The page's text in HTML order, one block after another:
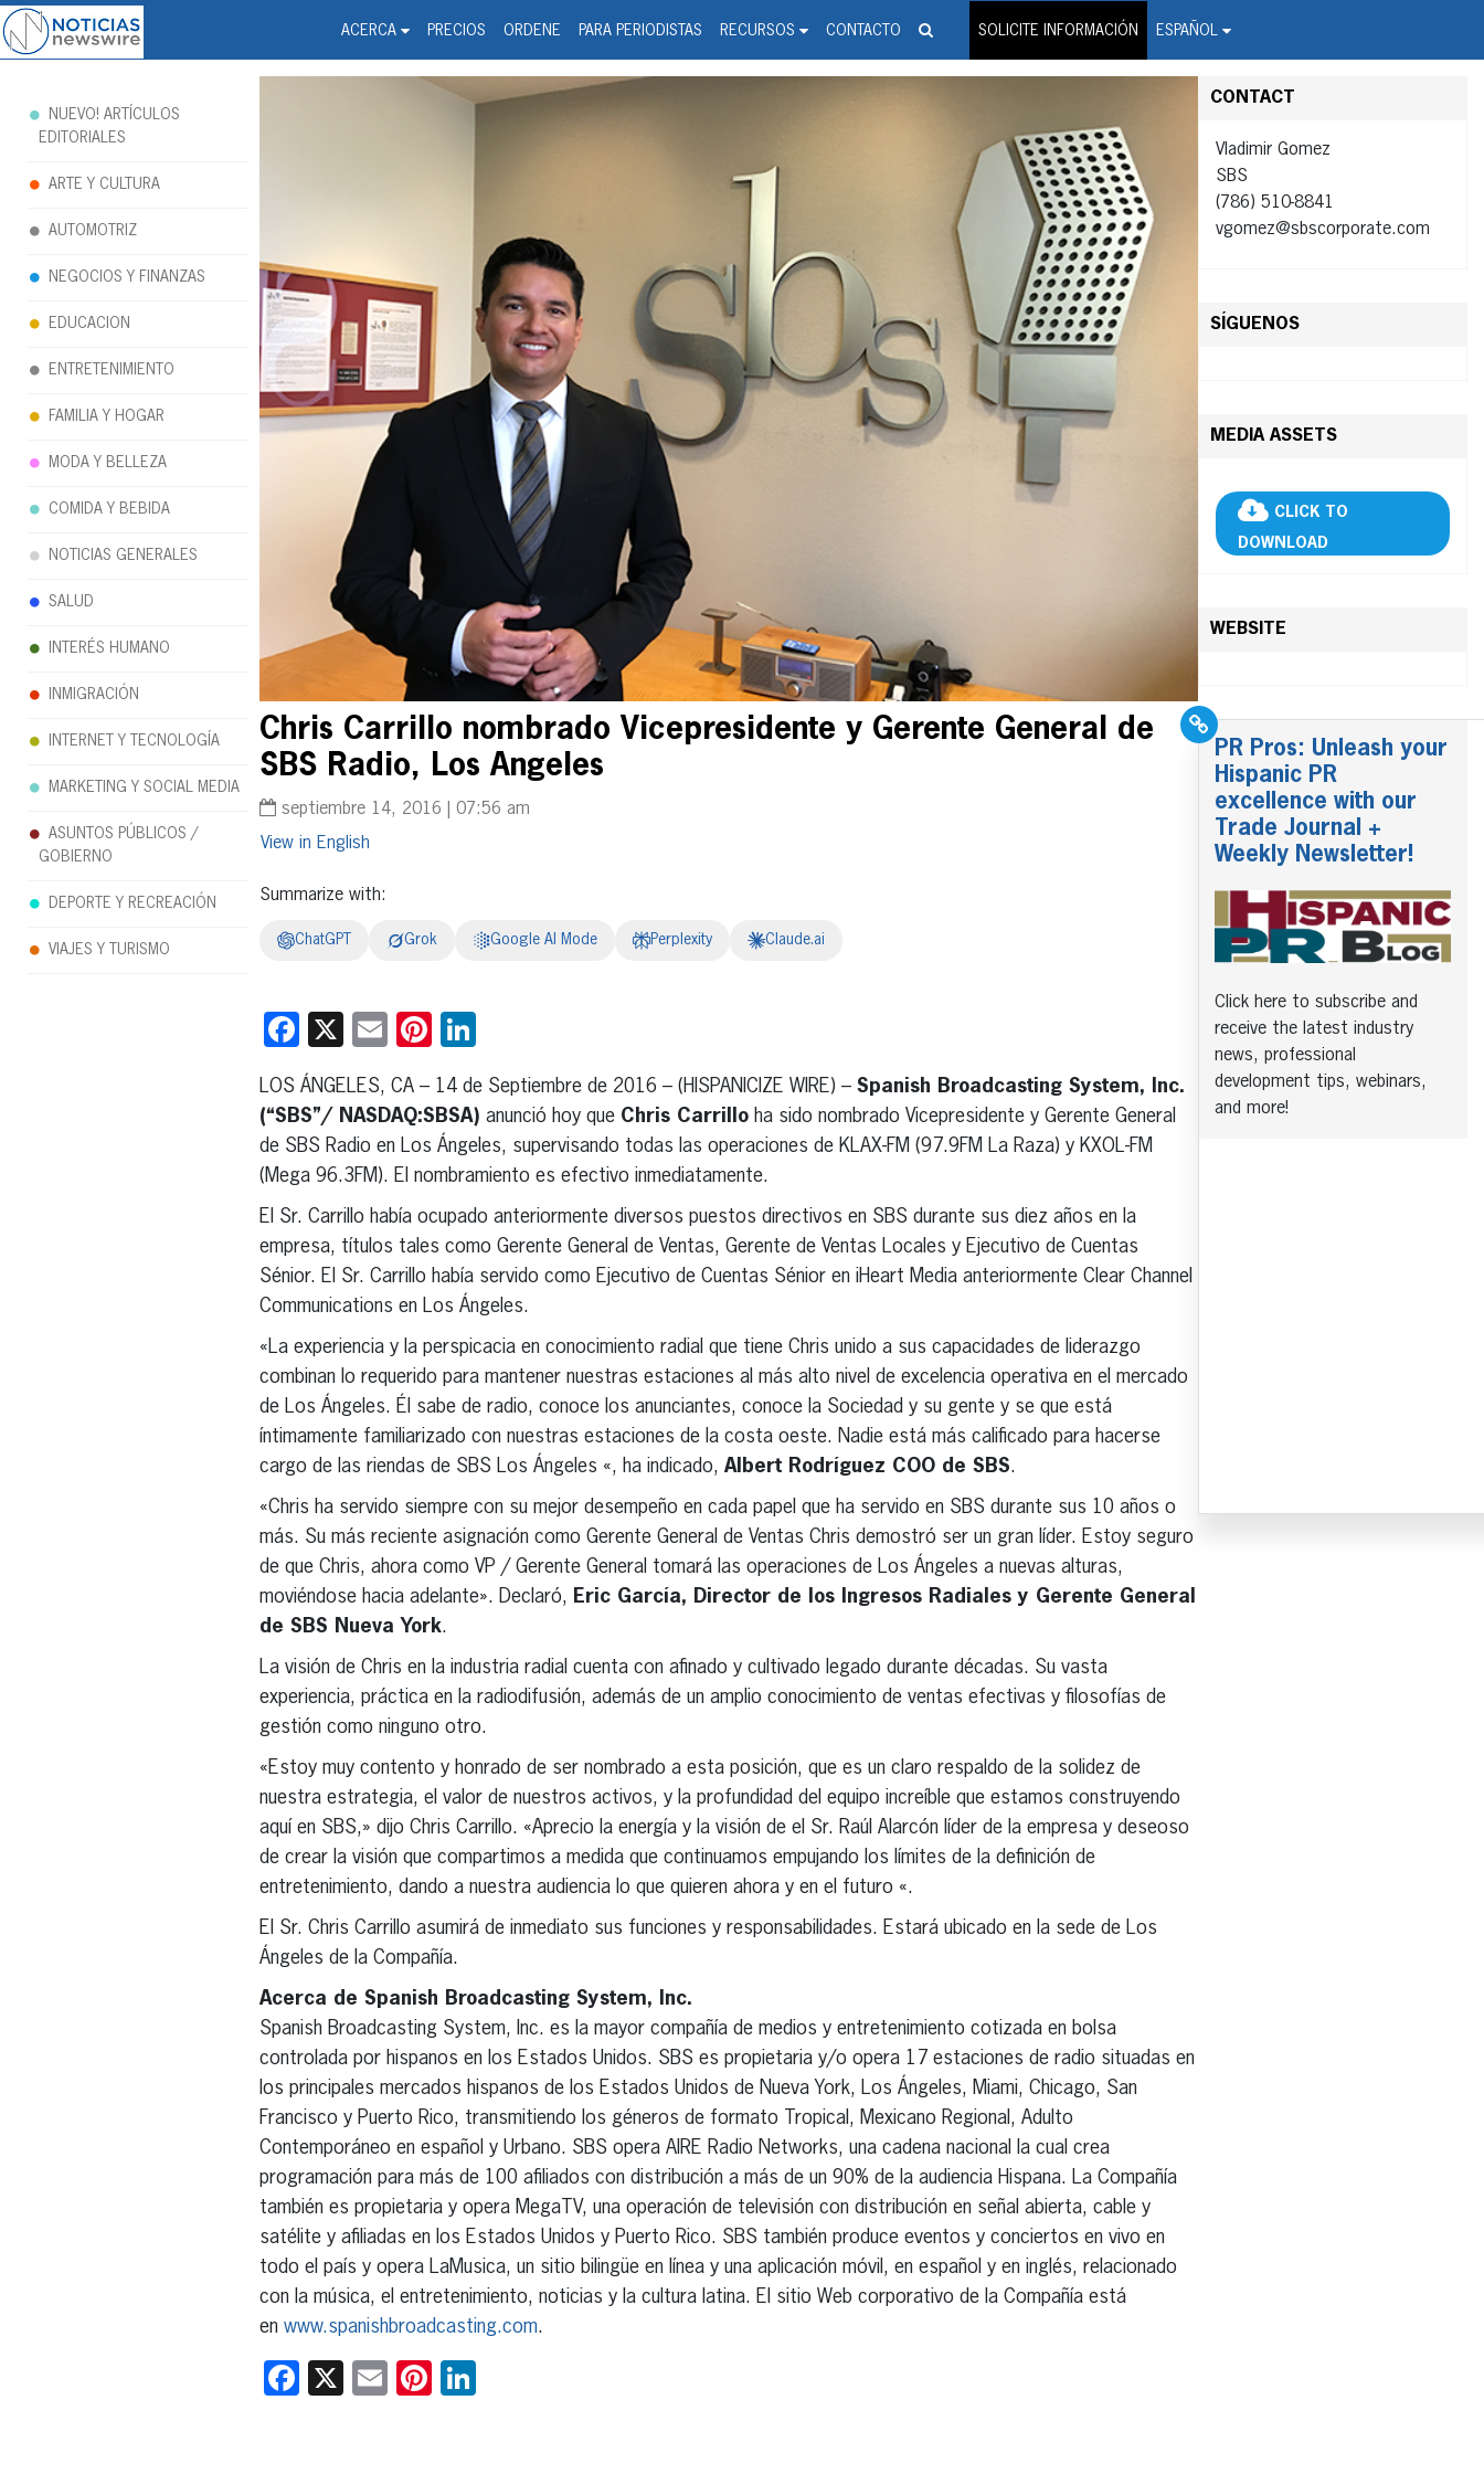
ACERCA PRECIOS ORDENE PARA PERIODISTAS RECURSOS CONTACTO SOLICITE INFORMACIÓN ESPAÑOL
Noticias Newswire - Hispanic Press Release Distribution Wire Service
Chris Carrillo nombrado Vicepresidente y Gerente General de
SBS Radio, Los Angeles
septiembre 14, 2016 | 07:56 am
English
Summarize with:
ChatGPT Grok Google AI Mode Perplexity Claude.ai
Facebook
X EmailPinterest
LOS ÁNGELES, CA – 14 de Septiembre de 2016 – (HISPANICIZE WIRE) – Spanish Broadcasting System, Inc.
(“SBS”/ NASDAQ:SBSA) anunció hoy que Chris Carrilloha sido nombrado Vicepresidente y Gerente General
de SBS Radio en Los Ángeles, supervisando todas las operaciones de KLAX-FM (97.9FM La Raza) y KXOL-FM
(Mega 96.3FM). El nombramiento es efectivo inmediatamente.
El Sr. Carrillo había ocupado anteriormente diversos puestos directivos en SBS durante sus diez años en la
empresa, títulos tales como Gerente General de Ventas, Gerente de Ventas Locales y Ejecutivo de Cuentas
Sénior. El Sr. Carrillo había servido como Ejecutivo de Cuentas Sénior en iHeart Media anteriormente Clear Channel
Communications en Los Ángeles.
«La experiencia y la perspicacia en conocimiento radial que tiene Chris unido a sus capacidades de liderazgo
combinan lo requerido para mantener nuestras estaciones al más alto nivel de excelencia operativa en el mercado
de Los Ángeles. Él sabe de radio, conoce los anunciantes, conoce la Sociedad y su gente y se que está
íntimamente familiarizado con nuestras estaciones de la costa oeste. Nadie está más calificado para hacerse
cargo de las riendas de SBS Los Ángeles «, ha indicado, Albert Rodríguez COO de SBS.
«Chris ha servido siempre con su mejor desempeño en cada papel que ha servido en SBS durante sus 10 años o
más. Su más reciente asignación como Gerente General de Ventas Chris demostró ser un gran líder. Estoy seguro
de que Chris, ahora como VP / Gerente General tomará las operaciones de Los Ángeles a nuevas alturas,
moviéndose hacia adelante». Declaró, Eric García, Director de los Ingresos Radiales y Gerente General
de SBS Nueva York.
La visión de Chris en la industria radial cuenta con afinado y cultivado legado durante décadas. Su vasta
experiencia, práctica en la radiodifusión, además de un amplio conocimiento de ventas efectivas y filosofías de
gestión como ninguno otro.
«Estoy muy contento y honrado de ser nombrado a esta posición, que es un claro respaldo de la solidez de
nuestra estrategia, el valor de nuestros activos, y la profundidad del equipo increíble que estamos construyendo
aquí en SBS,» dijo Chris Carrillo. «Aprecio la energía y la visión de el Sr. Raúl Alarcón líder de la empresa y deseoso
de crear la visión que compartimos a medida que continuamos empujando los límites de la definición de
entretenimiento, dando a nuestra audiencia lo que quieren ahora y en el futuro «.
El Sr. Chris Carrillo asumirá de inmediato sus funciones y responsabilidades. Estará ubicado en la sede de Los
Ángeles de la Compañía.
Acerca de Spanish Broadcasting System, Inc.
Spanish Broadcasting System, Inc. es la mayor compañía de medios y entretenimiento cotizada en bolsa
controlada por hispanos en los Estados Unidos. SBS es propietaria y/o opera 17 estaciones de radio situadas en
los principales mercados hispanos de los Estados Unidos de Nueva York, Los Ángeles, Miami, Chicago, San
Francisco y Puerto Rico, transmitiendo los géneros de formato Tropical, Mexicano Regional, Adulto
Contemporáneo en español y Urbano. SBS opera AIRE Radio Networks, una cadena nacional la cual crea
programación para más de 100 afiliados con distribución a más de un 90% de la audiencia Hispana. La Compañía
también es propietaria y opera MegaTV, una operación de televisión con distribución en señal abierta, cable y
satélite y afiliadas en los Estados Unidos y Puerto Rico. SBS también produce eventos y conciertos en vivo en
todo el país y opera LaMusica, un sitio bilingüe en línea y una aplicación móvil, en español y en inglés, relacionado
con la música, el entretenimiento, noticias y la cultura latina. El sitio Web corporativo de la Compañía está
en www.spanishbroadcasting.com.
Facebook
X EmailPinterest
CONTACT
Vladimir Gomez
SBS
(786) 510-8841
vgomez@sbscorporate.com
SÍGUENOS
MEDIA ASSETS
CLICK TO
DOWNLOAD
WEBSITE
PR Pros: Unleash your
Hispanic PR
excellence with our
Trade Journal +
Weekly Newsletter!
Click here to subscribe and
receive the latest industry
news, professional
development tips, webinars,
and more!
NUEVO! ARTÍCULOS
EDITORIALES
ARTE Y CULTURA
AUTOMOTRIZ
NEGOCIOS Y FINANZAS
EDUCACION
ENTRETENIMIENTO
FAMILIA Y HOGAR
MODA Y BELLEZA
COMIDA Y BEBIDA
NOTICIAS GENERALES
SALUD
INTERÉS HUMANO
INMIGRACIÓN
INTERNET Y TECNOLOGÍA
MARKETING Y SOCIAL MEDIA
ASUNTOS PÚBLICOS /
GOBIERNO
DEPORTE Y RECREACIÓN
VIAJES Y TURISMO